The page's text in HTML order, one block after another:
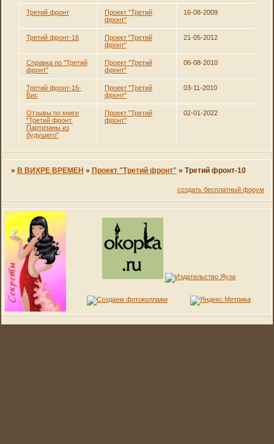
Третий фронт
Проект "Третий
фронт"
16-08-2009
Третий фронт-16
Проект "Третий
фронт"
21-05-2012
Справка по "Третий
фронт"
Проект "Третий
фронт"
06-08-2010
Третий фронт-16-
Бис
Проект "Третий
фронт"
03-11-2010
Отзывы по книге
"Третий фронт.
Партизаны из
будущего"
Проект "Третий
фронт"
02-01-2022
» В ВИХРЕ ВРЕМЕН » Проект "Третий фронт" » Третий фронт-10
создать бесплатный форум